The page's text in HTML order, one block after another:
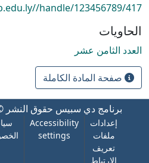
handle/123456789/417
الحاويات
العدد الثامن عشر
صفحة المادة الكاملة
برنامج دي سبيس حقوق النشر © 2002-
إعدادات
ملفات
تعريف
الارتباط
Accessibility
settings